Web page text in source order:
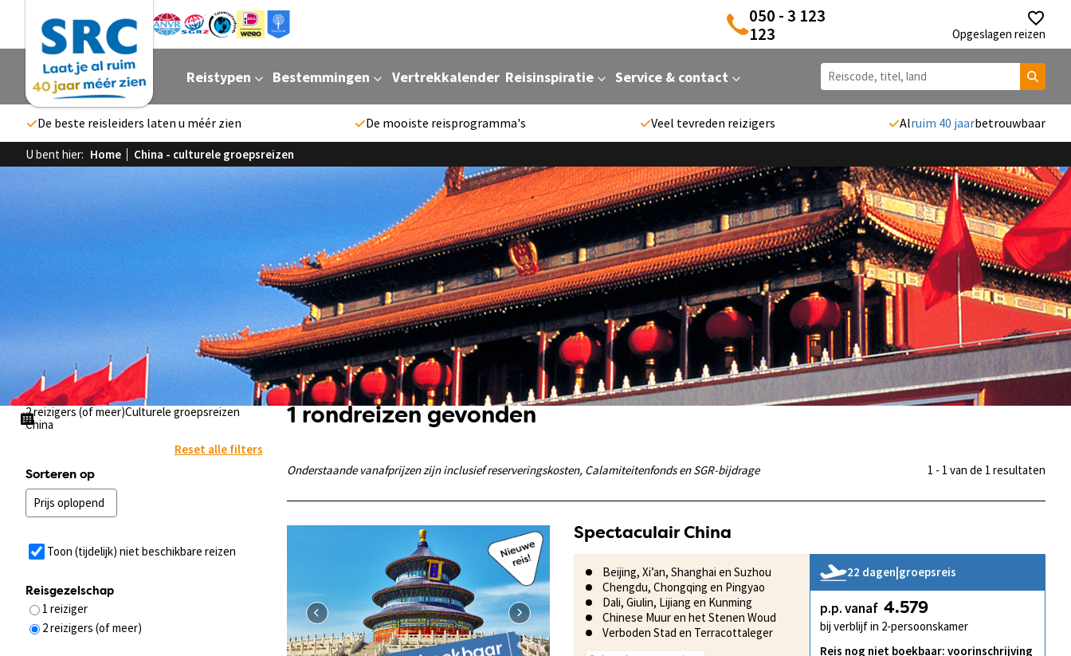
050 - 3 123
123
Opgeslagen reizen
Reistypen Bestemmingen Vertrekkalender Reisinspiratie Service & contact
De beste reisleiders laten u méér zien De mooiste reisprogramma's Veel tevreden reizigers Alruim 40 jaarbetrouwbaar
U bent hier: Home China - culturele groepsreizen
2 reizigers (of meer)Culturele groepsreizen
China
Reset alle filters
Sorteren op
Toon (tijdelijk) niet beschikbare reizen
Reisgezelschap
1 reiziger
2 reizigers (of meer)
1 rondreizen gevonden
Onderstaande vanafprijzen zijn inclusief reserveringskosten, Calamiteitenfonds en SGR-bijdrage 1 - 1 van de 1 resultaten
Spectaculair China
Beijing, Xi’an, Shanghai en Suzhou
Chengdu, Chongqing en Pingyao
Dali, Giulin, Lijiang en Kunming
Chinese Muur en het Stenen Woud
Verboden Stad en Terracottaleger
22 dagen groepsreis
p.p. vanaf 4.579
bij verblijf in 2-persoonskamer
Reis nog niet boekbaar: voorinschrijving